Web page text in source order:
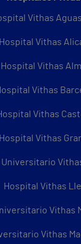
Vithas
Hospital Vithas
Hospital Vithas
Vithas
Vithas
Hospital Vithas
Hospital Vithas
Vithas
Vithas